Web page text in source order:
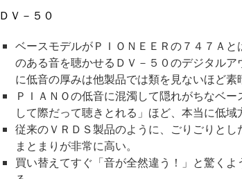
ＤＶ－５０
ベースモデルがＰＩＯＮＥＥＲの７４７Ａ
のある音を聴かせるＤＶ－５０のデジタル
に低音の厚みは他製品では類を見ないほど素
ＰＩＡＮＯの低音に混濁して隠れがちなベ
して際だって聴きとれる」ほど、本当に低域
従来のＶＲＤＳ製品のように、ごりごりと
まとまりが非常に高い。
買い替えてすぐ「音が全然違う！」と驚く